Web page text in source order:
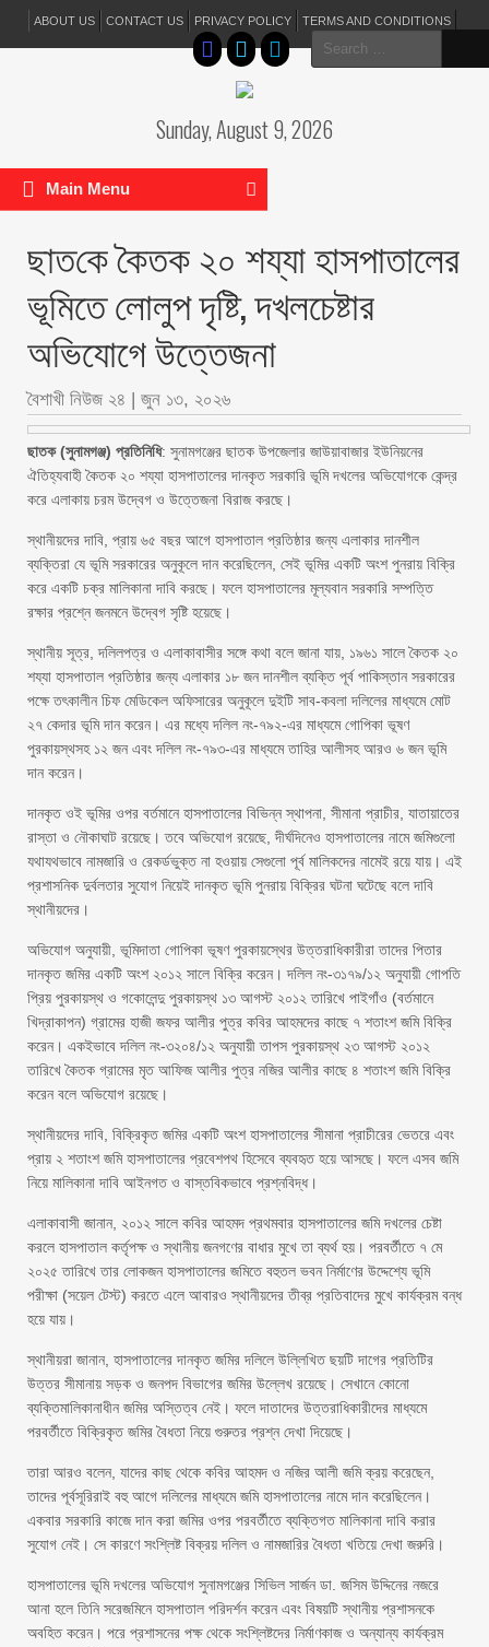
ABOUT US CONTACT US PRIVACY POLICY TERMS AND CONDITIONS
Search
for:
Sunday, August 9, 2026
Main Menu
ছাত‌কে কৈতক ২০ শয্যা হাসপাতালের
ভূমিতে লোলুপ দৃষ্টি, দখলচেষ্টার
অভিযোগে উত্তেজনা
বৈশাখী নিউজ ২৪ | জুন ১৩, ২০২৬
ছাতক (সুনামগঞ্জ) প্রতিনিধি: সুনামগঞ্জের ছাতক উপজেলার জাউয়াবাজার ইউনিয়নের
ঐতিহ্যবাহী কৈতক ২০ শয্যা হাসপাতালের দানকৃত সরকারি ভূমি দখলের অভিযোগকে কেন্দ্র
করে এলাকায় চরম উদ্বেগ ও উত্তেজনা বিরাজ করছে।
স্থানীয়দের দাবি, প্রায় ৬৫ বছর আগে হাসপাতাল প্রতিষ্ঠার জন্য এলাকার দানশীল
ব্যক্তিরা যে ভূমি সরকারের অনুকূলে দান করেছিলেন, সেই ভূমির একটি অংশ পুনরায় বিক্রি
করে একটি চক্র মালিকানা দাবি করছে। ফলে হাসপাতালের মূল্যবান সরকারি সম্পত্তি
রক্ষার প্রশ্নে জনমনে উদ্বেগ সৃষ্টি হয়েছে।
স্থানীয় সূত্র, দলিলপত্র ও এলাকাবাসীর সঙ্গে কথা বলে জানা যায়, ১৯৬১ সালে কৈতক ২০
শয্যা হাসপাতাল প্রতিষ্ঠার জন্য এলাকার ১৮ জন দানশীল ব্যক্তি পূর্ব পাকিস্তান সরকারের
পক্ষে তৎকালীন চিফ মেডিকেল অফিসারের অনুকূলে দুইটি সাব-কবলা দলিলের মাধ্যমে মোট
২৭ কেদার ভূমি দান করেন। এর মধ্যে দলিল নং-৭৯২-এর মাধ্যমে গোপিকা ভূষণ
পুরকায়স্থসহ ১২ জন এবং দলিল নং-৭৯৩-এর মাধ্যমে তাহির আলীসহ আরও ৬ জন ভূমি
দান করেন।
দানকৃত ওই ভূমির ওপর বর্তমানে হাসপাতালের বিভিন্ন স্থাপনা, সীমানা প্রাচীর, যাতায়াতের
রাস্তা ও নৌকাঘাট রয়েছে। তবে অভিযোগ রয়েছে, দীর্ঘদিনেও হাসপাতালের নামে জমিগুলো
যথাযথভাবে নামজারি ও রেকর্ডভুক্ত না হওয়ায় সেগুলো পূর্ব মালিকদের নামেই রয়ে যায়। এই
প্রশাসনিক দুর্বলতার সুযোগ নিয়েই দানকৃত ভূমি পুনরায় বিক্রির ঘটনা ঘটেছে বলে দাবি
স্থানীয়দের।
অভিযোগ অনুযায়ী, ভূমিদাতা গোপিকা ভূষণ পুরকায়স্থের উত্তরাধিকারীরা তাদের পিতার
দানকৃত জমির একটি অংশ ২০১২ সালে বিক্রি করেন। দলিল নং-৩১৭৯/১২ অনুযায়ী গোপতি
প্রিয় পুরকায়স্থ ও গকোলেন্দু পুরকায়স্থ ১৩ আগস্ট ২০১২ তারিখে পাইগাঁও (বর্তমানে
খিদ্রাকাপন) গ্রামের হাজী জফর আলীর পুত্র কবির আহমদের কাছে ৭ শতাংশ জমি বিক্রি
করেন। একইভাবে দলিল নং-৩২০৪/১২ অনুযায়ী তাপস পুরকায়স্থ ২৩ আগস্ট ২০১২
তারিখে কৈতক গ্রামের মৃত আফিজ আলীর পুত্র নজির আলীর কাছে ৪ শতাংশ জমি বিক্রি
করেন বলে অভিযোগ রয়েছে।
স্থানীয়দের দাবি, বিক্রিকৃত জমির একটি অংশ হাসপাতালের সীমানা প্রাচীরের ভেতরে এবং
প্রায় ২ শতাংশ জমি হাসপাতালের প্রবেশপথ হিসেবে ব্যবহৃত হয়ে আসছে। ফলে এসব জমি
নিয়ে মালিকানা দাবি আইনগত ও বাস্তবিকভাবে প্রশ্নবিদ্ধ।
এলাকাবাসী জানান, ২০১২ সালে কবির আহমদ প্রথমবার হাসপাতালের জমি দখলের চেষ্টা
করলে হাসপাতাল কর্তৃপক্ষ ও স্থানীয় জনগণের বাধার মুখে তা ব্যর্থ হয়। পরবর্তীতে ৭ মে
২০২৫ তারিখে তার লোকজন হাসপাতালের জমিতে বহুতল ভবন নির্মাণের উদ্দেশ্যে ভূমি
পরীক্ষা (সয়েল টেস্ট) করতে এলে আবারও স্থানীয়দের তীব্র প্রতিবাদের মুখে কার্যক্রম বন্ধ
হয়ে যায়।
স্থানীয়রা জানান, হাসপাতালের দানকৃত জমির দলিলে উল্লিখিত ছয়টি দাগের প্রতিটির
উত্তর সীমানায় সড়ক ও জনপদ বিভাগের জমির উল্লেখ রয়েছে। সেখানে কোনো
ব্যক্তিমালিকানাধীন জমির অস্তিত্ব নেই। ফলে দাতাদের উত্তরাধিকারীদের মাধ্যমে
পরবর্তীতে বিক্রিকৃত জমির বৈধতা নিয়ে গুরুতর প্রশ্ন দেখা দিয়েছে।
তারা আরও বলেন, যাদের কাছ থেকে কবির আহমদ ও নজির আলী জমি ক্রয় করেছেন,
তাদের পূর্বসূরিরাই বহু আগে দলিলের মাধ্যমে জমি হাসপাতালের নামে দান করেছিলেন।
একবার সরকারি কাজে দান করা জমির ওপর পরবর্তীতে ব্যক্তিগত মালিকানা দাবি করার
সুযোগ নেই। সে কারণে সংশ্লিষ্ট বিক্রয় দলিল ও নামজারির বৈধতা খতিয়ে দেখা জরুরি।
হাসপাতালের ভূমি দখলের অভিযোগ সুনামগঞ্জের সিভিল সার্জন ডা. জসিম উদ্দিনের নজরে
আনা হলে তিনি সরেজমিনে হাসপাতাল পরিদর্শন করেন এবং বিষয়টি স্থানীয় প্রশাসনকে
অবহিত করেন। পরে প্রশাসনের পক্ষ থেকে সংশ্লিষ্টদের নির্মাণকাজ ও অন্যান্য কার্যক্রম